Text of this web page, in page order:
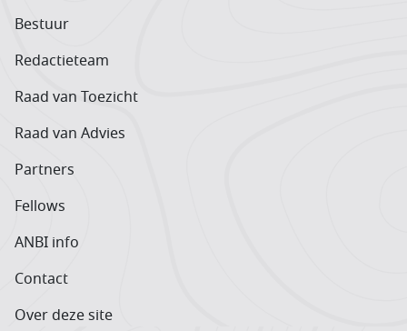
Bestuur
Redactieteam
Raad van Toezicht
Raad van Advies
Partners
Fellows
ANBI info
Contact
Over deze site